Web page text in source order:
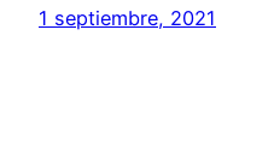
1 septiembre, 2021